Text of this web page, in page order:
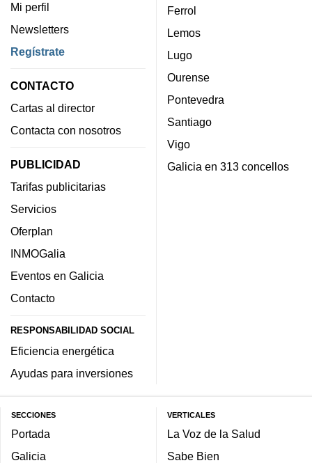
Mi perfil
Newsletters
Regístrate
CONTACTO
Cartas al director
Contacta con nosotros
PUBLICIDAD
Tarifas publicitarias
Servicios
Oferplan
INMOGalia
Eventos en Galicia
Contacto
RESPONSABILIDAD SOCIAL
Eficiencia energética
Ayudas para inversiones
Ferrol
Lemos
Lugo
Ourense
Pontevedra
Santiago
Vigo
Galicia en 313 concellos
SECCIONES
Portada
Galicia
VERTICALES
La Voz de la Salud
Sabe Bien